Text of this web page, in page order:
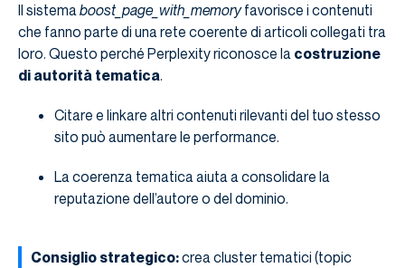
Il sistemaboost_page_with_memoryfavorisce i contenuti
che fanno parte di una rete coerente di articoli collegati tra
loro. Questo perché Perplexity riconosce la costruzione
di autorità tematica.
Citare e linkare altri contenuti rilevanti del tuo stesso
sito può aumentare le performance.
La coerenza tematica aiuta a consolidare la
reputazione dell’autore o del dominio.
Consiglio strategico:crea cluster tematici (topic